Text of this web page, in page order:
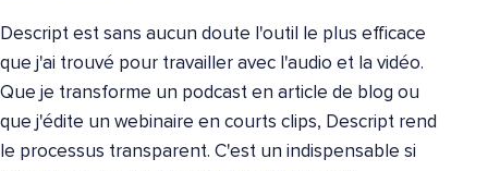
Descript est sans aucun doute l'outil le plus efficace
que j'ai trouvé pour travailler avec l'audio et la vidéo.
Que je transforme un podcast en article de blog ou
que j'édite un webinaire en courts clips, Descript rend
le processus transparent. C'est un indispensable si